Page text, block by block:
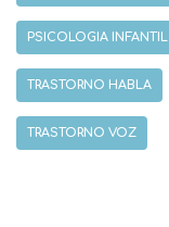
PSICOLOGIA INFANTIL
TRASTORNO HABLA
TRASTORNO VOZ